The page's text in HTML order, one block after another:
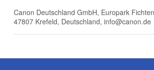
Canon Deutschland GmbH, Europark
47807 Krefeld, Deutschland, info@canon.de